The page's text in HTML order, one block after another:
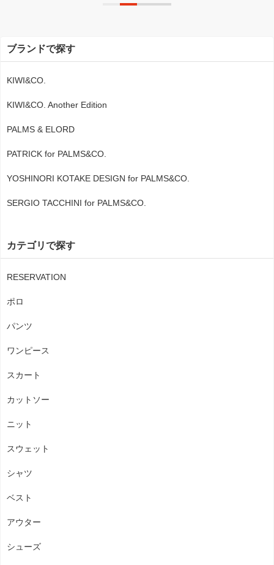
ブランドで探す
KIWI&CO.
KIWI&CO. Another Edition
PALMS & ELORD
PATRICK for PALMS&CO.
YOSHINORI KOTAKE DESIGN for PALMS&CO.
SERGIO TACCHINI for PALMS&CO.
カテゴリで探す
RESERVATION
ポロ
パンツ
ワンピース
スカート
カットソー
ニット
スウェット
シャツ
ベスト
アウター
シューズ